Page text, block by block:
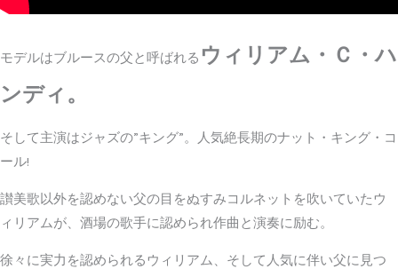
モデルはブルースの父と呼ばれる ウィリアム ・Ｃ・ハ
ンディ。
そして主演はジャズの”キング”。人気絶長期のナット・キング・コ
ール!
讃美歌以外を認めない父の目をぬすみコルネットを吹いていたウ
ィリアムが、酒場の歌手に認められ作曲と演奏に励む。
徐々に実力を認められるウィリアム、そして人気に伴い父に見つ